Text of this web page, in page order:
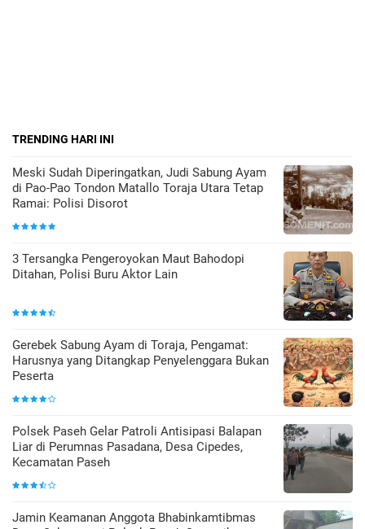
TRENDING HARI INI
Meski Sudah Diperingatkan, Judi Sabung Ayam
di Pao-Pao Tondon Matallo Toraja Utara Tetap
Ramai: Polisi Disorot
3 Tersangka Pengeroyokan Maut Bahodopi
Ditahan, Polisi Buru Aktor Lain
Gerebek Sabung Ayam di Toraja, Pengamat:
Harusnya yang Ditangkap Penyelenggara Bukan
Peserta
Polsek Paseh Gelar Patroli Antisipasi Balapan
Liar di Perumnas Pasadana, Desa Cipedes,
Kecamatan Paseh
Jamin Keamanan Anggota Bhabinkamtibmas